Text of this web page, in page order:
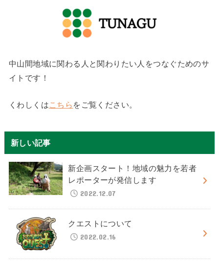
中山間地域に関わる人と関わりたい人をつなぐためのサ
イトです！
くわしくはこちらをご覧ください。
新しい記事
新企画スタート！地域の魅力を若者
レポーターが発信します
2022.12.07
クエストについて
2022.02.16